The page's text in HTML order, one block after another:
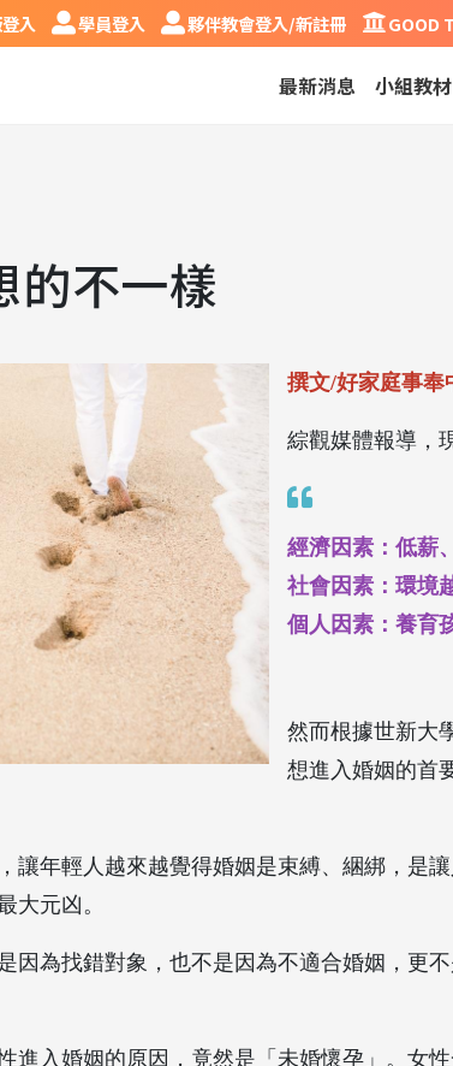
入 學員登入
學員登入 夥伴教會登入/新註冊
夥伴教會登入/新註冊 GOOD TV
GOOD
最新消息 小組教材
的不一樣
撰文/好家庭事奉
綜觀媒體報導，
經濟因素：低薪
社會因素：環境
個人因素：養育
然而根據世新大
想進入婚姻的首
讓年輕人越來越覺得婚姻是束縛、綑綁，是
大元凶。
因為找錯對象，也不是因為不適合婚姻，更
進入婚姻的原因，竟然是「未婚懷孕」。女